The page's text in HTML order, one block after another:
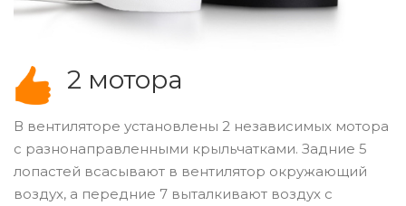
2 мотора
В вентиляторе установлены 2 независимых мотора
с разнонаправленными крыльчатками. Задние 5
лопастей всасывают в вентилятор окружающий
воздух, а передние 7 выталкивают воздух с